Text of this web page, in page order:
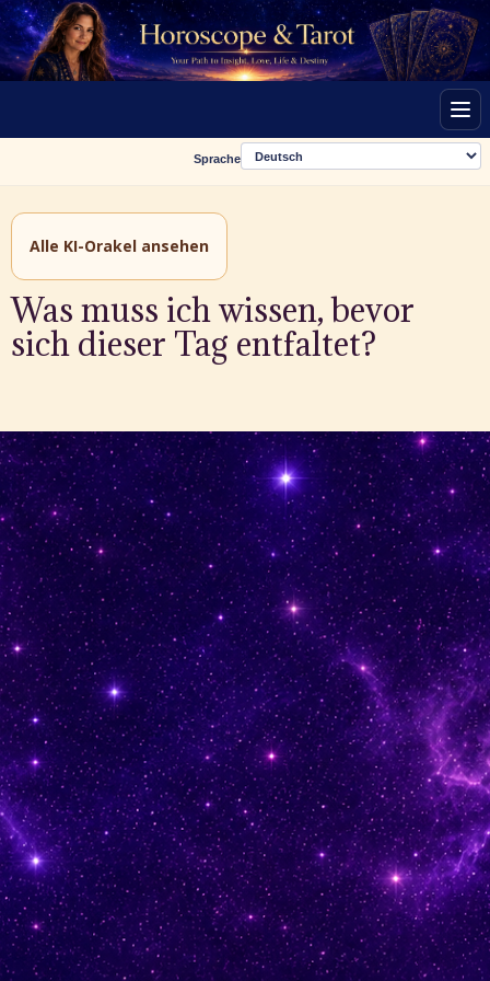
Sprache
Alle KI-Orakel ansehen
Was muss ich wissen, bevor
sich dieser Tag entfaltet?